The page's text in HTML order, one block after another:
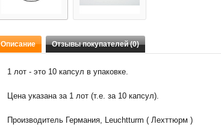
Описание Отзывы покупателей (0)
1 лот - это 10 капсул в упаковке.
Цена указана за 1 лот (т.е. за 10 капсул).
Производитель Германия, Leuchtturm ( Лехттюрм )